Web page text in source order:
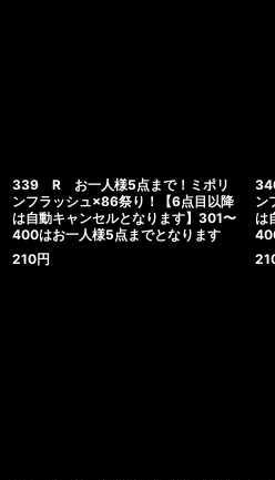
339 R お一人様5点まで！ミポリ
ンフラッシュ×86祭り！【6点目以降
は自動キャンセルとなります】301〜
400はお一人様5点までとなります
210円
ン
は